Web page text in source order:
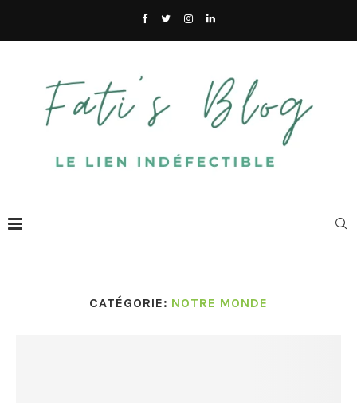
CATÉGORIE: NOTRE MONDE